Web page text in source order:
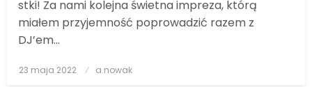
stki! Za nami kolejna świetna impreza, którą
miałem przyjemność poprowadzić razem z
DJ’em…
Posted
23 maja 2022 a.nowak